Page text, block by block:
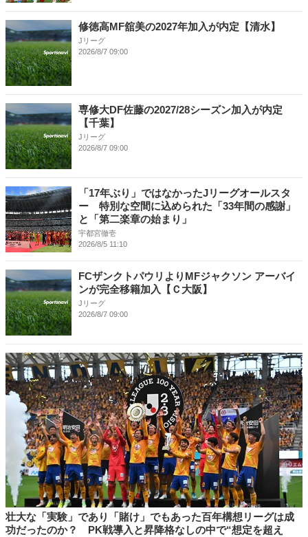
修徳高MF舘美の2027年加入が内定【清水】
Jリーグ
2026/8/7 09:00
専修大DF佐藤の2027/28シーズン加入が内定
【千葉】
Jリーグ
2026/8/7 09:00
「17年ぶり」ではなかったJリーグオールスタ
ー 特別な空間に込められた「33年間の感謝」
と「第二楽章の始まり」
宇都宮徹壱
2026/8/5 11:10
FCザンクトパウリよりMFジャクソン アーバイ
ンが完全移籍加入【Ｃ大阪】
Jリーグ
2026/8/7 09:00
壮大な「実験」であり「賭け」でもあった百年構想リーグは成
功だったのか？ PK戦導入と昇降格なしの中で“想定を超え